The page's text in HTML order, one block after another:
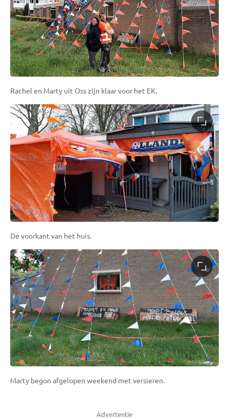
Rachel en Marty uit Oss zijn klaar voor het EK.
De voorkant van het huis.
Marty begon afgelopen weekend met versieren.
Advertentie